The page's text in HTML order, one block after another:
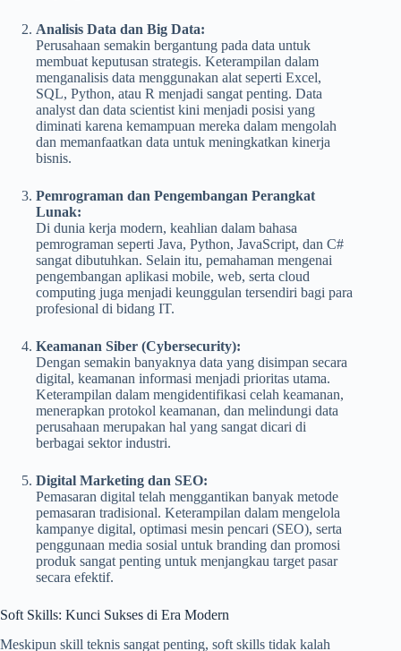
Analisis Data dan Big Data:
Perusahaan semakin bergantung pada data untuk
membuat keputusan strategis. Keterampilan dalam
menganalisis data menggunakan alat seperti Excel,
SQL, Python, atau R menjadi sangat penting. Data
analyst dan data scientist kini menjadi posisi yang
diminati karena kemampuan mereka dalam mengolah
dan memanfaatkan data untuk meningkatkan kinerja
bisnis.
Pemrograman dan Pengembangan Perangkat
Lunak:
Di dunia kerja modern, keahlian dalam bahasa
pemrograman seperti Java, Python, JavaScript, dan C#
sangat dibutuhkan. Selain itu, pemahaman mengenai
pengembangan aplikasi mobile, web, serta cloud
computing juga menjadi keunggulan tersendiri bagi para
profesional di bidang IT.
Keamanan Siber (Cybersecurity):
Dengan semakin banyaknya data yang disimpan secara
digital, keamanan informasi menjadi prioritas utama.
Keterampilan dalam mengidentifikasi celah keamanan,
menerapkan protokol keamanan, dan melindungi data
perusahaan merupakan hal yang sangat dicari di
berbagai sektor industri.
Digital Marketing dan SEO:
Pemasaran digital telah menggantikan banyak metode
pemasaran tradisional. Keterampilan dalam mengelola
kampanye digital, optimasi mesin pencari (SEO), serta
penggunaan media sosial untuk branding dan promosi
produk sangat penting untuk menjangkau target pasar
secara efektif.
Soft Skills: Kunci Sukses di Era Modern
Meskipun skill teknis sangat penting, soft skills tidak kalah